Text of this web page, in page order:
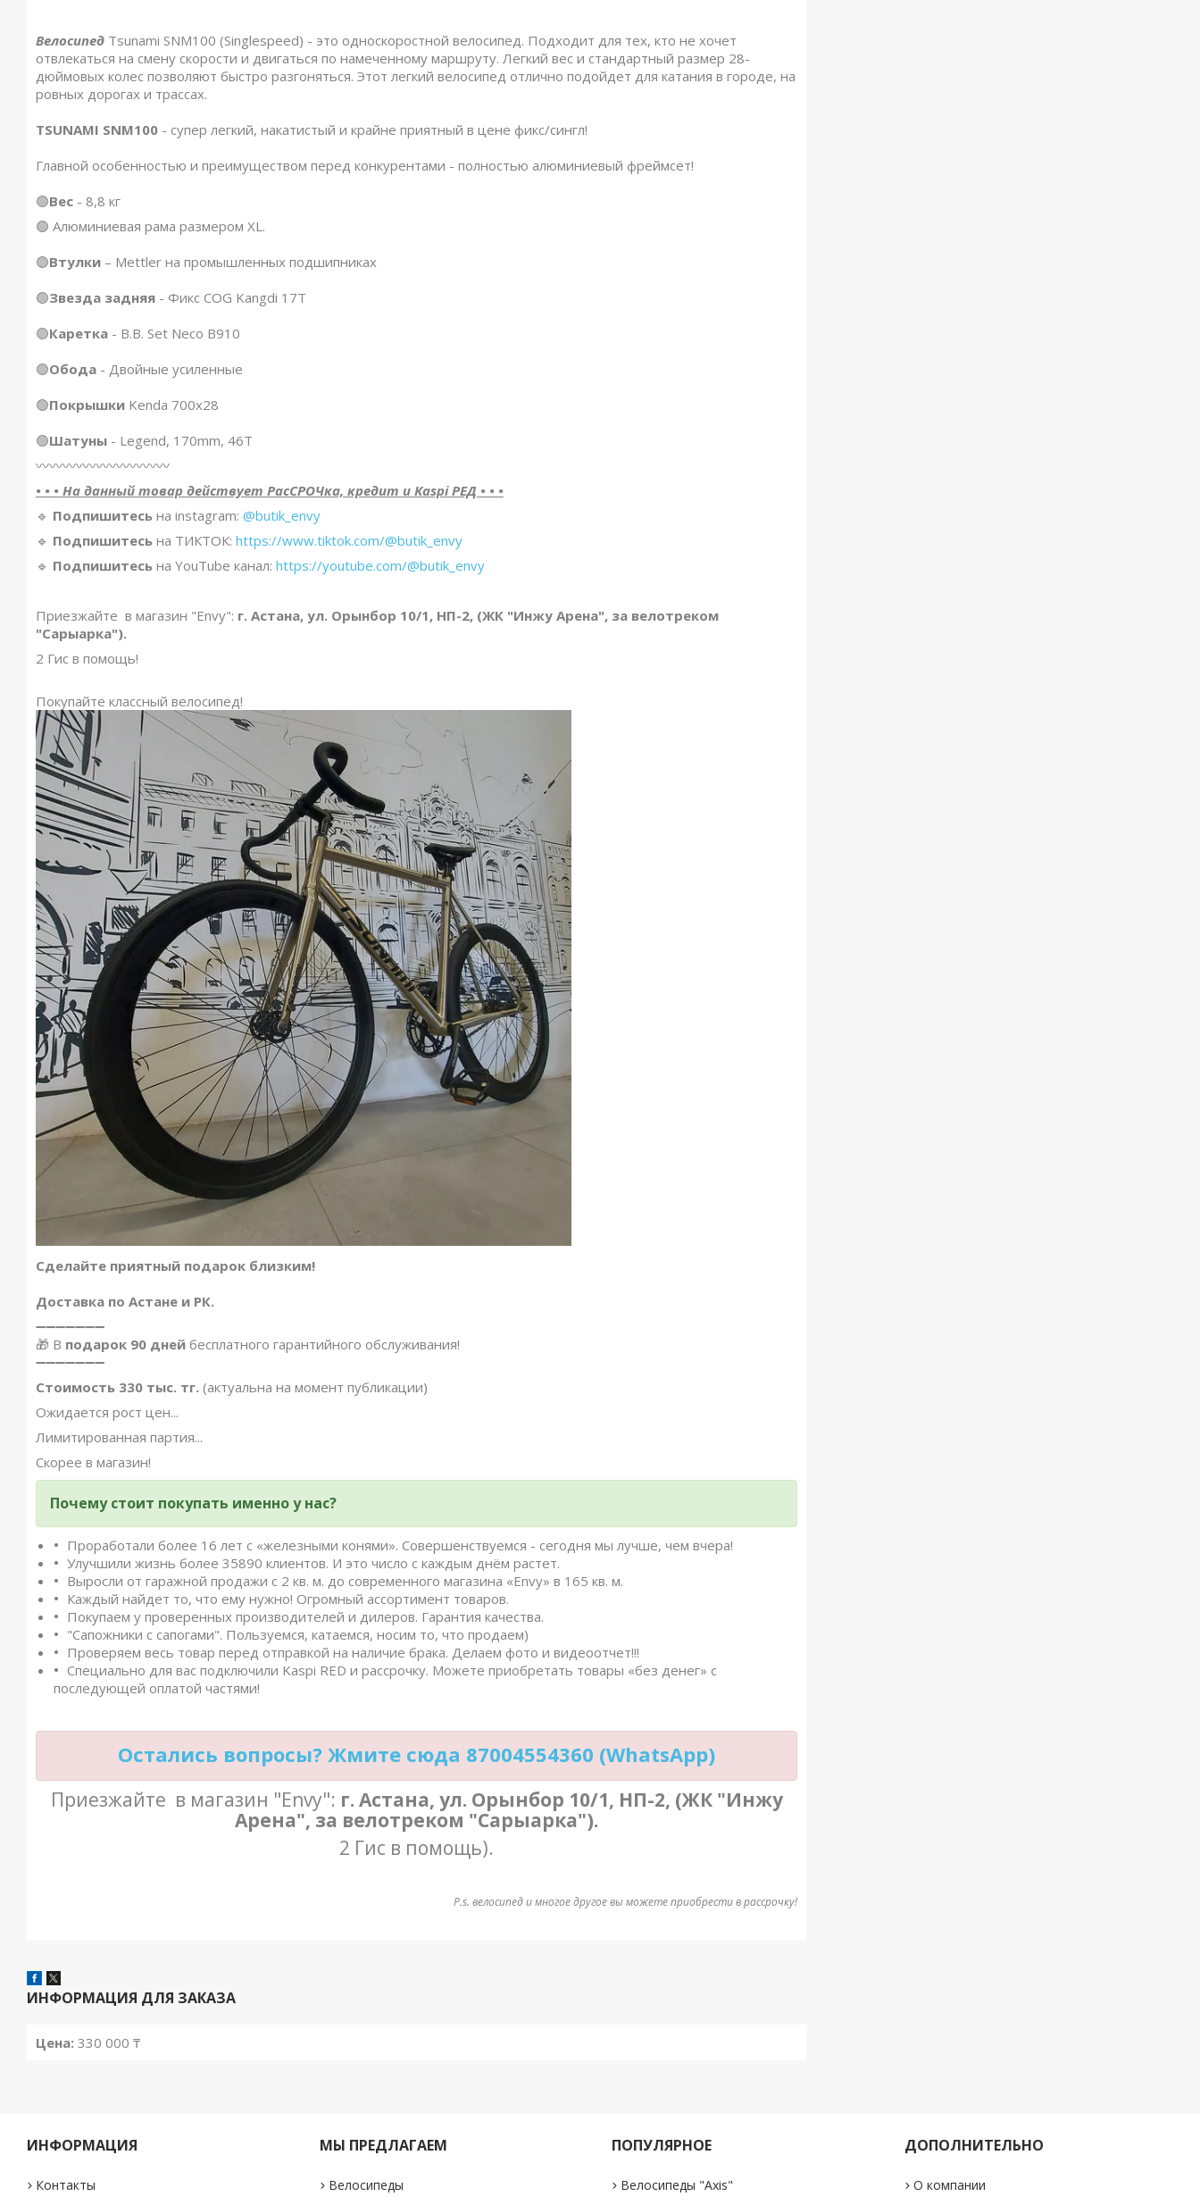
Вeлocипeд Tsunami SNM100 (Singlespeed) - это односкоростной велосипед. Подходит для тех, кто не хочет
отвлекаться на смену скорости и двигаться по намеченному маршруту. Легкий вес и стандартный размер 28-
дюймовых колес позволяют быстро разгоняться. Этот легкий велосипед отлично подойдет для катания в городе, на
ровных дорогах и трассах.
TSUNAMI SNM100 - супер легкий, накатистый и крайне приятный в цене фикс/сингл!
Главной особенностью и преимуществом перед конкурентами - полностью алюминиевый фреймсет!
🟢Вес - 8,8 кг
🟢 Алюминиевая рама размером XL.
🟢Втулки – Mettler на промышленных подшипниках
🟢Звезда задняя - Фикс COG Kangdi 17T
🟢Каретка - B.B. Set Neco B910
🟢Обода - Двойные усиленные
🟢Покрышки Kenda 700x28
🟢Шатуны - Legend, 170mm, 46T
〰️〰️〰️〰️〰️〰️〰️〰️〰️〰️
• • • На данный товар действует РасСРОЧка, кредит и Kaspi РЕД • • •
🔹️ Подпишитесь на instagram: @butik_envy
🔹️ Подпишитесь на ТИКТОК: https://www.tiktok.com/@butik_envy
🔹️ Подпишитесь на YouTube канал: https://youtube.com/@butik_envy
Приезжайте в магазин "Envy": г. Астана, ул. Орынбор 10/1, НП-2, (ЖК "Инжу Арена", за велотреком
"Сарыарка").
2 Гис в помощь!
Покупайте классный велосипед!
Сделайте приятный подарок близким!
Доставка по Астане и РК.
➖➖➖➖➖➖➖
🎁 В подарок 90 дней бесплатного гарантийного обслуживания!
➖➖➖➖➖➖➖
Стоимость 330 тыс. тг. (актуальна на момент публикации)
Ожидается рост цен...
Лимитированная партия...
Скорее в магазин!
Почему стоит покупать именно у нас?
Проработали более 16 лет с «железными конями». Совершенствуемся - сегодня мы лучше, чем вчера!
Улучшили жизнь более 35890 клиентов. И это число с каждым днём растет.
Выросли от гаражной продажи с 2 кв. м. до современного магазина «Envy» в 165 кв. м.
Каждый найдет то, что ему нужно! Огромный ассортимент товаров.
Покупаем у проверенных производителей и дилеров. Гарантия качества.
"Сапожники с сапогами". Пользуемся, катаемся, носим то, что продаем)
Проверяем весь товар перед отправкой на наличие брака. Делаем фото и видеоотчет!!!
Специально для вас подключили Kaspi RED и рассрочку. Можете приобретать товары «без денег» с
последующей оплатой частями!
Остались вопросы? Жмите сюда 87004554360 (WhatsApp)
Приезжайте в магазин "Envy": г. Астана, ул. Орынбор 10/1, НП-2, (ЖК "Инжу
Арена", за велотреком "Сарыарка").
2 Гис в помощь).
P.s. велосипед и многое другое вы можете приобрести в рассрочку!
ИНФОРМАЦИЯ ДЛЯ ЗАКАЗА
Цена: 330 000 ₸
ИНФОРМАЦИЯ
Контакты
МЫ ПРЕДЛАГАЕМ
Велосипеды
ПОПУЛЯРНОЕ
Велосипеды "Axis"
ДОПОЛНИТЕЛЬНО
О компании